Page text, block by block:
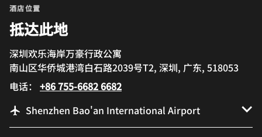
酒店位置
抵达此地
深圳欢乐海岸万豪行政公寓
南山区华侨城港湾白石路2039号T2, 深圳, 广东, 518053
电话： +86 755-6682 6682
Shenzhen Bao'an International Airport